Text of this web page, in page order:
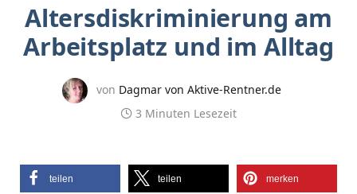
Altersdiskriminierung am
Arbeitsplatz und im Alltag
von Dagmar von Aktive-Rentner.de
3 Minuten Lesezeit
teilen teilen merken